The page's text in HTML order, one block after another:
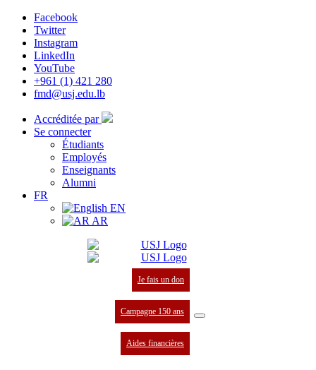
Facebook
Twitter
Instagram
LinkedIn
YouTube
+961 (1) 421 280
fmd@usj.edu.lb
Accréditée par
Se connecter
Étudiants
Employés
Enseignants
Alumni
FR
EN
AR
Je fais un don
Campagne 150 ans
Aides financières